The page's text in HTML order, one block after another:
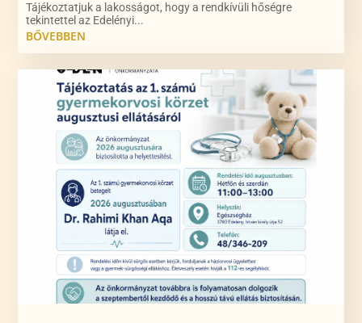
Tájékoztatjuk a lakosságot, hogy a rendkívüli hőségre
tekintettel az Edelényi...
BŐVEBBEN